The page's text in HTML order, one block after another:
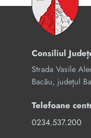
Consiliul
Strada Vasile
Bacău, județul
Telefoane
0234.537.200